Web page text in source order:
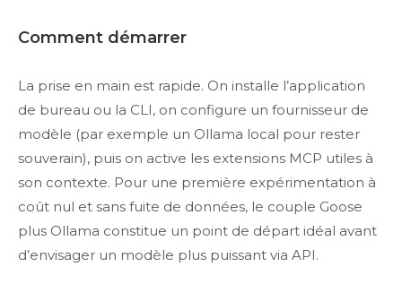
Comment démarrer
La prise en main est rapide. On installe l’application
de bureau ou la CLI, on configure un fournisseur de
modèle (par exemple un Ollama local pour rester
souverain), puis on active les extensions MCP utiles à
son contexte. Pour une première expérimentation à
coût nul et sans fuite de données, le couple Goose
plus Ollama constitue un point de départ idéal avant
d’envisager un modèle plus puissant via API.